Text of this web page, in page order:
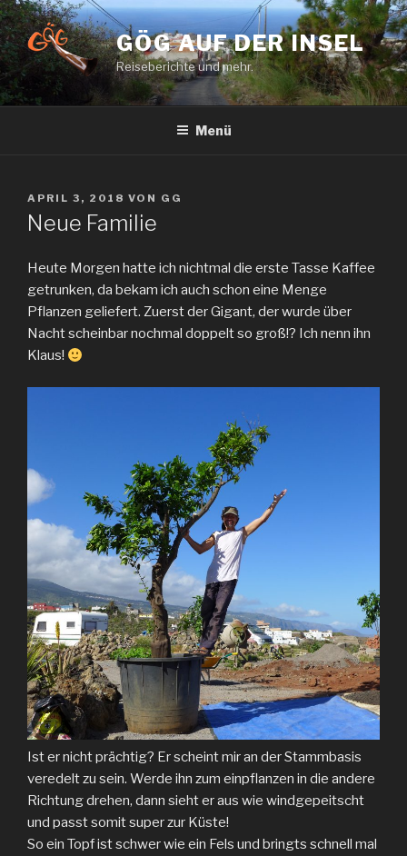
Zum
Inhalt
springen
GÖG AUF DER INSEL
Reiseberichte und mehr.
Menü
VERÖFFENTLICHT
AM
APRIL 3, 2018 VON GG
Neue Familie
Heute Morgen hatte ich nichtmal die erste Tasse Kaffee
getrunken, da bekam ich auch schon eine Menge
Pflanzen geliefert. Zuerst der Gigant, der wurde über
Nacht scheinbar nochmal doppelt so groß!? Ich nenn ihn
Klaus!
Ist er nicht prächtig? Er scheint mir an der Stammbasis
veredelt zu sein. Werde ihn zum einpflanzen in die andere
Richtung drehen, dann sieht er aus wie windgepeitscht
und passt somit super zur Küste!
So ein Topf ist schwer wie ein Fels und bringts schnell mal